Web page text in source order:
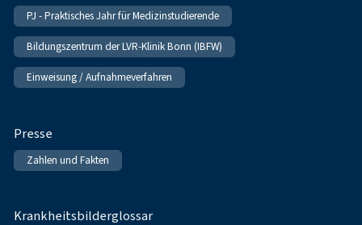
PJ - Praktisches Jahr für Medizinstudierende
Bildungszentrum der LVR-Klinik Bonn (IBFW)
Einweisung / Aufnahmeverfahren
Presse
Zahlen und Fakten
Krankheitsbilderglossar